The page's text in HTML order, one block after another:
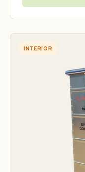
INTERIOR